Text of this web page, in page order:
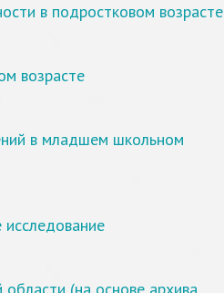
в подростковом возрасте
возрасте
в младшем школьном